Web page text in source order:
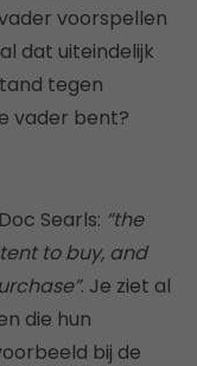
voorspellen
dat uiteindelijk
tegen
vader bent?
Searls: “the
to buy, and
. Je ziet al
die hun
bij de